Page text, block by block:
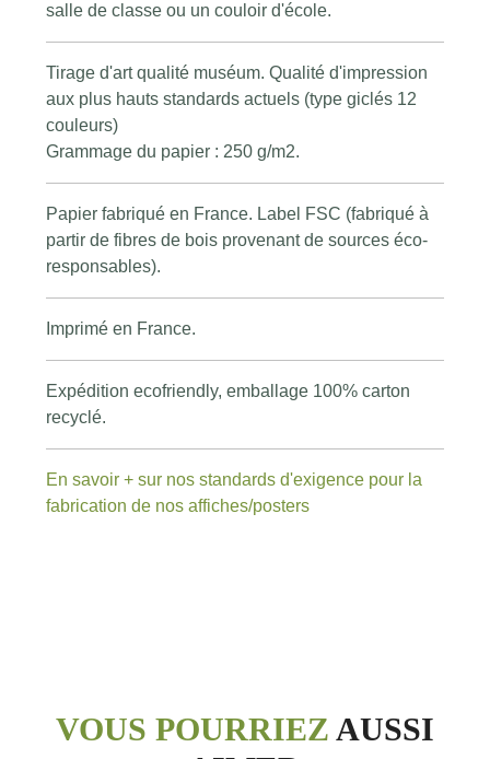
salle de classe ou un couloir d'école.
Tirage d'art qualité muséum. Qualité d'impression
aux plus hauts standards actuels (type giclés 12
couleurs)
Grammage du papier : 250 g/m2.
Papier fabriqué en France. Label FSC (fabriqué à
partir de fibres de bois provenant de sources éco-
responsables).
Imprimé en France.
Expédition ecofriendly, emballage 100% carton
recyclé.
En savoir + sur nos standards d'exigence pour la
fabrication de nos affiches/posters
VOUS POURRIEZ AUSSI